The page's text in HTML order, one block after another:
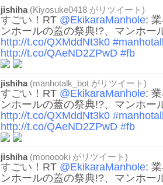
jishiha(Kiyosuke0418 がリツイート)
すごい！RT @EkikaraManhole:
ンホールの蓋の祭典!?、マンホー
http://t.co/QXMddNt3k0
http://t.co/QAeND2ZPwD #fb
jishiha(manhotalk_bot がリツイート)
すごい！RT @EkikaraManhole:
ンホールの蓋の祭典!?、マンホー
http://t.co/QXMddNt3k0
http://t.co/QAeND2ZPwD #fb
jishiha(monoooki がリツイート)
すごい！RT @EkikaraManhole:
ンホールの蓋の祭典!?、マンホー